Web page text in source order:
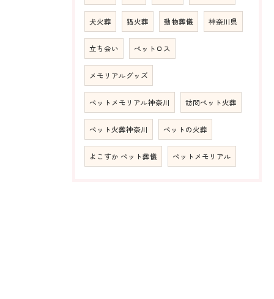
犬火葬 猫火葬 動物葬儀 神奈川県
立ち会い ペットロス
メモリアルグッズ
ペットメモリアル神奈川 訪問ペット火葬
ペット火葬神奈川 ペットの火葬
よこすか ペット葬儀 ペットメモリアル